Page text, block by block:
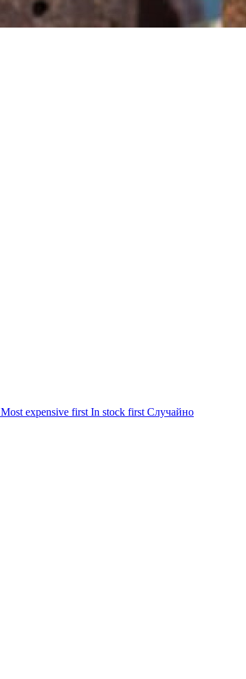
Most expensive first In stock first Случайно